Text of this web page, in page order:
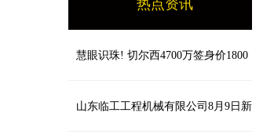
热点资讯
慧眼识珠! 切尔西4700万签身价1800
万帕尔默, 目前身价涨至9000万
山东临工工程机械有限公司8月9日新